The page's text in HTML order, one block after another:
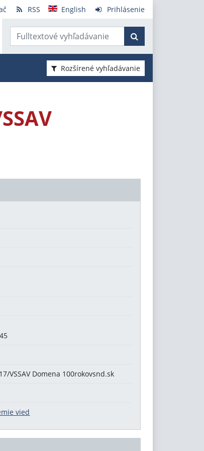
RSS English Prihlásenie
Rozšírené vyhľadávanie
VSSAV Domena 100rokovsnd.sk
vied